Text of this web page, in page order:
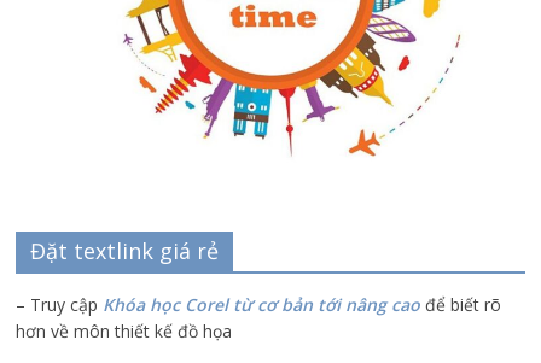
Đặt textlink giá rẻ
– Truy cập Khóa học Corel từ cơ bản tới nâng cao để biết rõ
hơn về môn thiết kế đồ họa